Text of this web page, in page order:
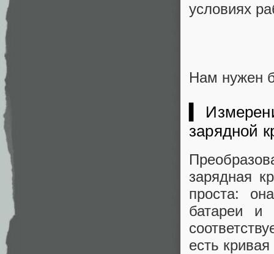
условиях
Нам нужен
▍
зарядной
зарядная
проста:
батареи и
есть